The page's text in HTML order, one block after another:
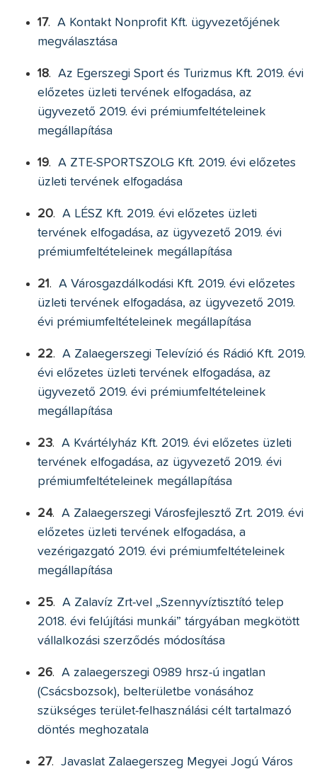
17.
A Kontakt Nonprofit Kft. ügyvezetőjének
megválasztása
18.
Az Egerszegi Sport és Turizmus Kft. 2019. évi
előzetes üzleti tervének elfogadása, az
ügyvezető 2019. évi prémiumfeltételeinek
megállapítása
19.
A ZTE-SPORTSZOLG Kft. 2019. évi előzetes
üzleti tervének elfogadása
20.
A LÉSZ Kft. 2019. évi előzetes üzleti
tervének elfogadása, az ügyvezető 2019. évi
prémiumfeltételeinek megállapítása
21.
A Városgazdálkodási Kft. 2019. évi előzetes
üzleti tervének elfogadása, az ügyvezető 2019.
évi prémiumfeltételeinek megállapítása
22.
A Zalaegerszegi Televízió és Rádió Kft. 2019.
évi előzetes üzleti tervének elfogadása, az
ügyvezető 2019. évi prémiumfeltételeinek
megállapítása
23.
A Kvártélyház Kft. 2019. évi előzetes üzleti
tervének elfogadása, az ügyvezető 2019. évi
prémiumfeltételeinek megállapítása
24.
A Zalaegerszegi Városfejlesztő Zrt. 2019. évi
előzetes üzleti tervének elfogadása, a
vezérigazgató 2019. évi prémiumfeltételeinek
megállapítása
25.
A Zalavíz Zrt-vel „Szennyvíztisztító telep
2018. évi felújítási munkái” tárgyában megkötött
vállalkozási szerződés módosítása
26.
A zalaegerszegi 0989 hrsz-ú ingatlan
(Csácsbozsok), belterületbe vonásához
szükséges terület-felhasználási célt tartalmazó
döntés meghozatala
27.
Javaslat Zalaegerszeg Megyei Jogú Város